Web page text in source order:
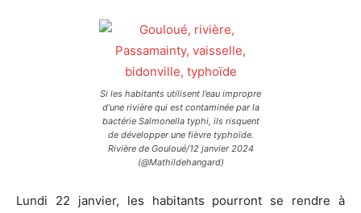
Si les habitants utilisent l’eau impropre
d’une rivière qui est contaminée par la
bactérie Salmonella typhi, ils risquent
de développer une fièvre typhoïde.
Rivière de Gouloué/12 janvier 2024
(@Mathildehangard)
Lundi 22 janvier, les habitants pourront se rendre à